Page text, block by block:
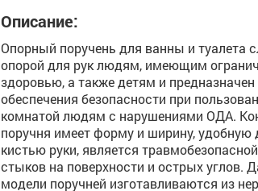
Описание:
Опорный поручень для ванны и туалета
опорой для рук людям, имеющим
здоровью, а также детям и предназначен
обеспечения безопасности при
комнатой людям с нарушениями ОДА.
поручня имеет форму и ширину, удобную
кистью руки, является
стыков на поверхности и острых углов.
модели поручней изготавливаются из